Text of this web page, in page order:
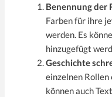
Benennung der
Farben für ihre
werden. Es
hinzugefügt
Geschichte
einzelnen Rollen
können auch